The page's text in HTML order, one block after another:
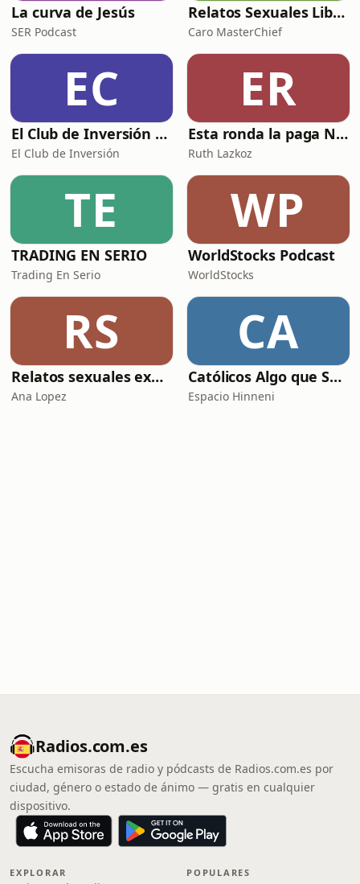
La curva de Jesús
SER Podcast
Relatos Sexuales Liberales
Caro MasterChief
EC
El Club de Inversión podcast
El Club de Inversión
ER
Esta ronda la paga Newton
Ruth Lazkoz
TE
TRADING EN SERIO
Trading En Serio
WP
WorldStocks Podcast
WorldStocks
RS
Relatos sexuales explícitos
Ana Lopez
CA
Católicos Algo que Saber
Espacio Hinneni
Radios.com.es
Escucha emisoras de radio y pódcasts de Radios.com.es por
ciudad, género o estado de ánimo — gratis en cualquier
dispositivo.
EXPLORAR POPULARES